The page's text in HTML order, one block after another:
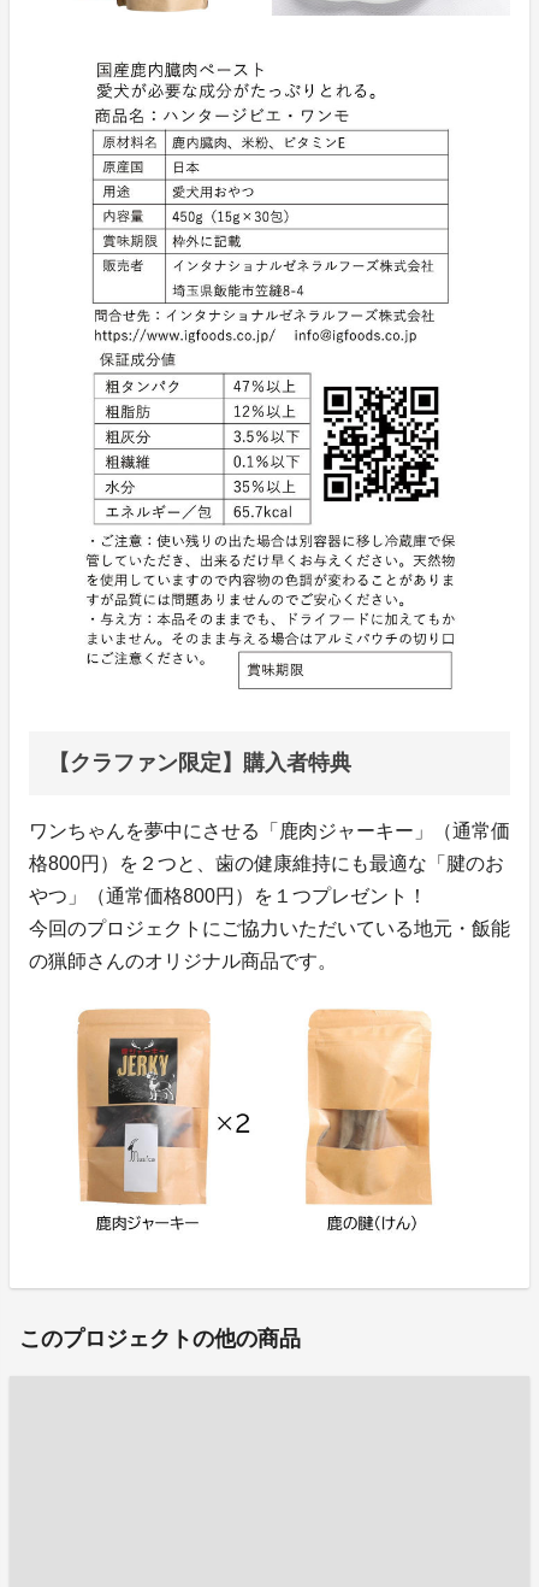
【クラファン限定】購入者特典
ワンちゃんを夢中にさせる「鹿肉ジャーキー」（通常価
格800円）を２つと、歯の健康維持にも最適な「腱のお
やつ」（通常価格800円）を１つプレゼント！
今回のプロジェクトにご協力いただいている地元・飯能
の猟師さんのオリジナル商品です。
このプロジェクトの他の商品